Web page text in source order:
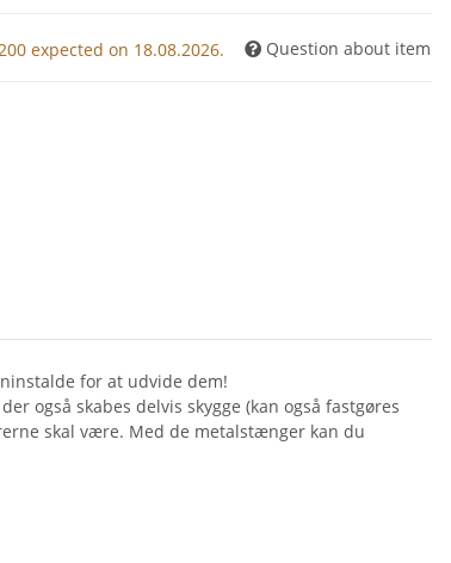
expected on 18.08.2026. Question about item
for at udvide dem!
også skabes delvis skygge (kan også fastgøres
skal være. Med de metalstænger kan du